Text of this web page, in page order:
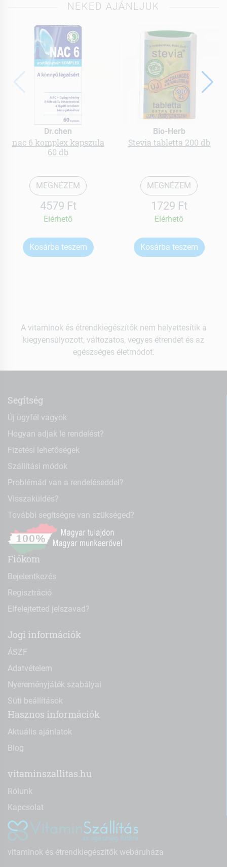
NEKED AJÁNLJUK
Dr.chen
nac 6 komplex kapszula
60 db
MEGNÉZEM
4579 Ft
Elérhetõ
Kosárba teszem
Bio-Herb
Stevia tabletta 200 db
MEGNÉZEM
1729 Ft
Elérhetõ
Kosárba teszem
A vitaminok és étrendkiegészítők nem helyettesítik a
kiegyensúlyozott, változatos, vegyes étrendet és az
egészséges életmódot.
Segítség
Új ügyfél vagyok
Hogyan adjak le rendelést?
Fizetési lehetőségek
Szállítási módok
Problémád van a rendeléseddel?
Visszaküldés?
További segítségre van szükséged?
Fiókom
Bejelentkezés
Regisztráció
Elfelejtetted jelszavad?
Jogi információk
ÁSZF
Adatvételem
Nyereményjáték szabályai
Süti beállítások
Hasznos információk
Aktuális ajánlatok
Blog
vitaminszallitas.hu
Rólunk
Kapcsolat
vitaminok és étrendkiegészítők webáruháza